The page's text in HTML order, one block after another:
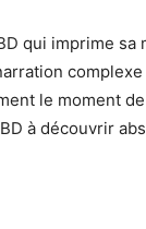
qui imprime sa
le moment
à découvrir